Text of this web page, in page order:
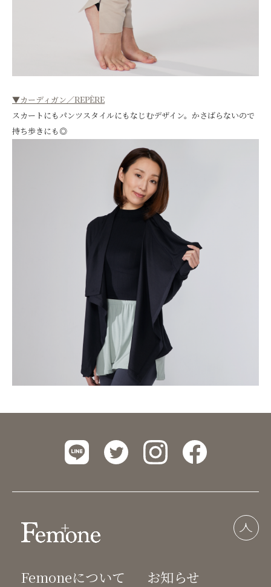
▼カーディガン／REPÈRE
スカートにもパンツスタイルにもなじむデザイン。かさばらないので
持ち歩きにも◎
Femoneについて お知らせ